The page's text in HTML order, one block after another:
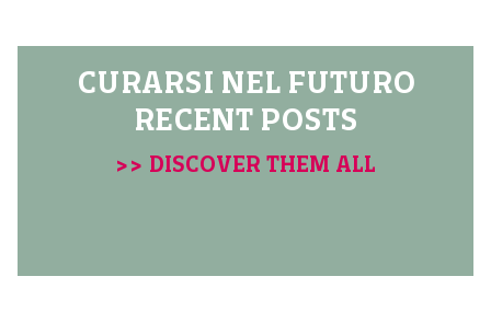
CURARSI NEL FUTURO
RECENT POSTS
>> DISCOVER THEM ALL